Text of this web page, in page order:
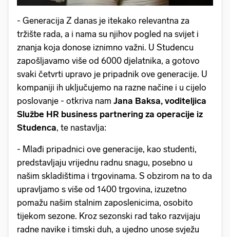
- Generacija Z danas je itekako relevantna za
tržište rada, a i nama su njihov pogled na svijet i
znanja koja donose iznimno važni. U Studencu
zapošljavamo više od 6000 djelatnika, a gotovo
svaki četvrti upravo je pripadnik ove generacije. U
kompaniji ih uključujemo na razne načine i u cijelo
poslovanje - otkriva nam Jana Baksa, voditeljica
Službe HR business partnering za operacije iz
Studenca, te nastavlja:
- Mlađi pripadnici ove generacije, kao studenti,
predstavljaju vrijednu radnu snagu, posebno u
našim skladištima i trgovinama. S obzirom na to da
upravljamo s više od 1400 trgovina, izuzetno
pomažu našim stalnim zaposlenicima, osobito
tijekom sezone. Kroz sezonski rad tako razvijaju
radne navike i timski duh, a ujedno unose svježu